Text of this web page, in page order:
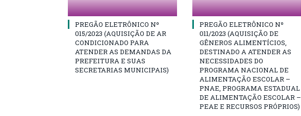
PREGÃO ELETRÔNICO Nº
015/2023 (AQUISIÇÃO DE AR
CONDICIONADO PARA
ATENDER AS DEMANDAS DA
PREFEITURA E SUAS
SECRETARIAS MUNICIPAIS)
PREGÃO ELETRÔNICO Nº
011/2023 (AQUISIÇÃO DE
GÊNEROS ALIMENTÍCIOS,
DESTINADO A ATENDER AS
NECESSIDADES DO
PROGRAMA NACIONAL DE
ALIMENTAÇÃO ESCOLAR –
PNAE, PROGRAMA ESTADUAL
DE ALIMENTAÇÃO ESCOLAR –
PEAE E RECURSOS PRÓPRIOS)